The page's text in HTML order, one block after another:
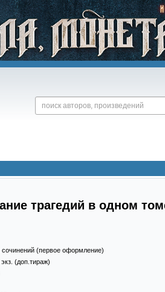
трагедий в одном
(первое оформление)
(доп.тираж)